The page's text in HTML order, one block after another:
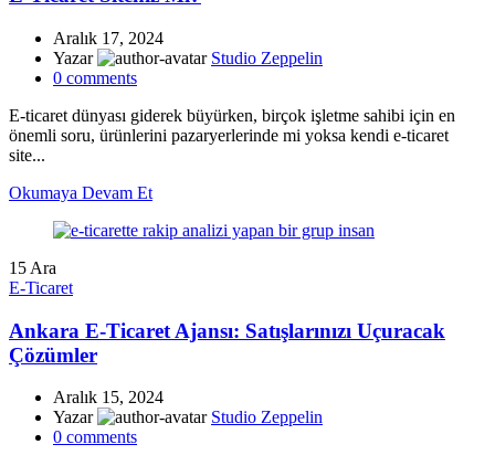
Aralık 17, 2024
Yazar
Studio Zeppelin
0 comments
E-ticaret dünyası giderek büyürken, birçok işletme sahibi için en
önemli soru, ürünlerini pazaryerlerinde mi yoksa kendi e-ticaret
site...
Okumaya Devam Et
15 Ara
E-Ticaret
Ankara E-Ticaret Ajansı: Satışlarınızı Uçuracak
Çözümler
Aralık 15, 2024
Yazar
Studio Zeppelin
0 comments